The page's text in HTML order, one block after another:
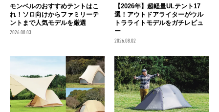
モンベルのおすすめテントはこ
れ！ソロ向けからファミリーテ
ントまで人気モデルを厳選
2026.08.03
【2026年】超軽量ULテント17
選！アウトドアライターがウル
トラライトモデルをガチレビュ
ー
2026.08.02